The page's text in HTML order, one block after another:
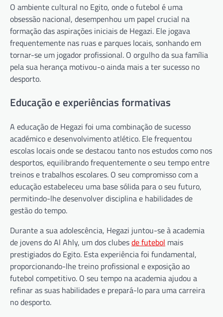
O ambiente cultural no Egito, onde o futebol é uma
obsessão nacional, desempenhou um papel crucial na
formação das aspirações iniciais de Hegazi. Ele jogava
frequentemente nas ruas e parques locais, sonhando em
tornar-se um jogador profissional. O orgulho da sua família
pela sua herança motivou-o ainda mais a ter sucesso no
desporto.
Educação e experiências formativas
A educação de Hegazi foi uma combinação de sucesso
académico e desenvolvimento atlético. Ele frequentou
escolas locais onde se destacou tanto nos estudos como nos
desportos, equilibrando frequentemente o seu tempo entre
treinos e trabalhos escolares. O seu compromisso com a
educação estabeleceu uma base sólida para o seu futuro,
permitindo-lhe desenvolver disciplina e habilidades de
gestão do tempo.
Durante a sua adolescência, Hegazi juntou-se à academia
de jovens do Al Ahly, um dos clubesde futebol mais
prestigiados do Egito. Esta experiência foi fundamental,
proporcionando-lhe treino profissional e exposição ao
futebol competitivo. O seu tempo na academia ajudou a
refinar as suas habilidades e prepará-lo para uma carreira
no desporto.